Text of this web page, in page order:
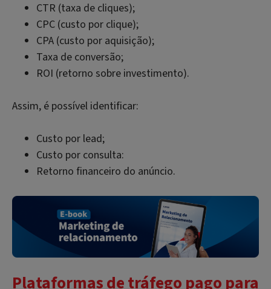
CTR (taxa de cliques);
CPC (custo por clique);
CPA (custo por aquisição);
Taxa de conversão;
ROI (retorno sobre investimento).
Assim, é possível identificar:
Custo por lead;
Custo por consulta:
Retorno financeiro do anúncio.
Plataformas de tráfego pago para